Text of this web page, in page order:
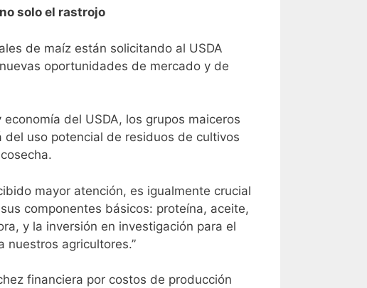
solo el rastrojo
de maíz están solicitando al USDA
oportunidades de mercado y de
del USDA, los grupos maiceros
uso potencial de residuos de cultivos
mayor atención, es igualmente crucial
componentes básicos: proteína, aceite,
y la inversión en investigación para el
nuestros agricultores.”
financiera por costos de producción